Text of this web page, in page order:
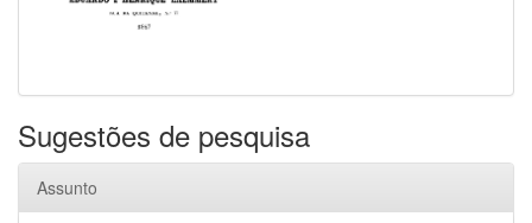
Sugestões de pesquisa
Assunto